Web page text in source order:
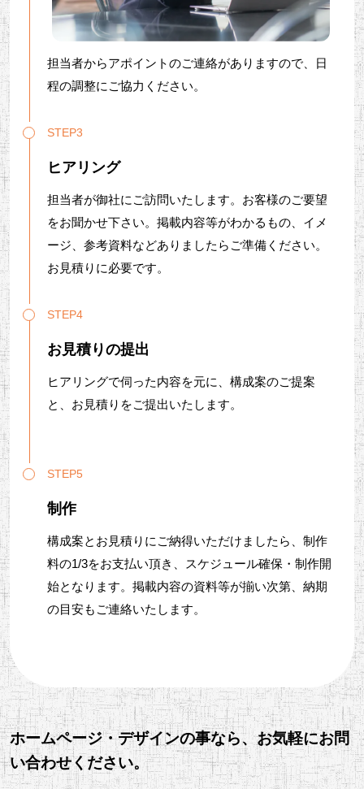
担当者からアポイントのご連絡がありますので、日
程の調整にご協力ください。
STEP3
ヒアリング
担当者が御社にご訪問いたします。お客様のご要望
をお聞かせ下さい。掲載内容等がわかるもの、イメ
ージ、参考資料などありましたらご準備ください。
お見積りに必要です。
STEP4
お見積りの提出
ヒアリングで伺った内容を元に、構成案のご提案
と、お見積りをご提出いたします。
STEP5
制作
構成案とお見積りにご納得いただけましたら、制作
料の1/3をお支払い頂き、スケジュール確保・制作開
始となります。掲載内容の資料等が揃い次第、納期
の目安もご連絡いたします。
ホームページ・デザインの事なら、お気軽にお問
い合わせください。